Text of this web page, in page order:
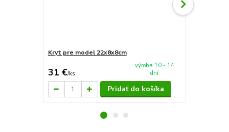
Kryt pre model 22x8x8cm
31 €/ks
výroba 10 - 14
dní
Pridať do košíka